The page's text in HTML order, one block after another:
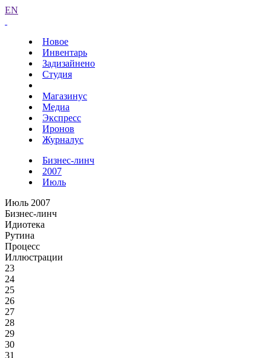
EN
Новое
Инвентарь
Задизайнено
Студия
Магазинус
Медиа
Экспресс
Иронов
Журналус
Бизнес-линч
2007
Июль
Июль 2007
Бизнес-линч
Идиотека
Рутина
Процесс
Иллюстрации
23
24
25
26
27
28
29
30
31